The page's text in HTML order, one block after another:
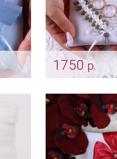
1750р.
Арт: pod_0149